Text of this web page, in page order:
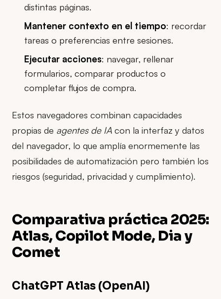
distintas páginas.
Mantener contexto en el tiempo: recordar
tareas o preferencias entre sesiones.
Ejecutar acciones: navegar, rellenar
formularios, comparar productos o
completar flujos de compra.
Estos navegadores combinan capacidades
propias de agentes de IA con la interfaz y datos
del navegador, lo que amplía enormemente las
posibilidades de automatización pero también los
riesgos (seguridad, privacidad y cumplimiento).
Comparativa práctica 2025:
Atlas, Copilot Mode, Dia y
Comet
ChatGPT Atlas (OpenAI)